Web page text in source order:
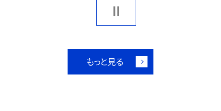
もっと見る